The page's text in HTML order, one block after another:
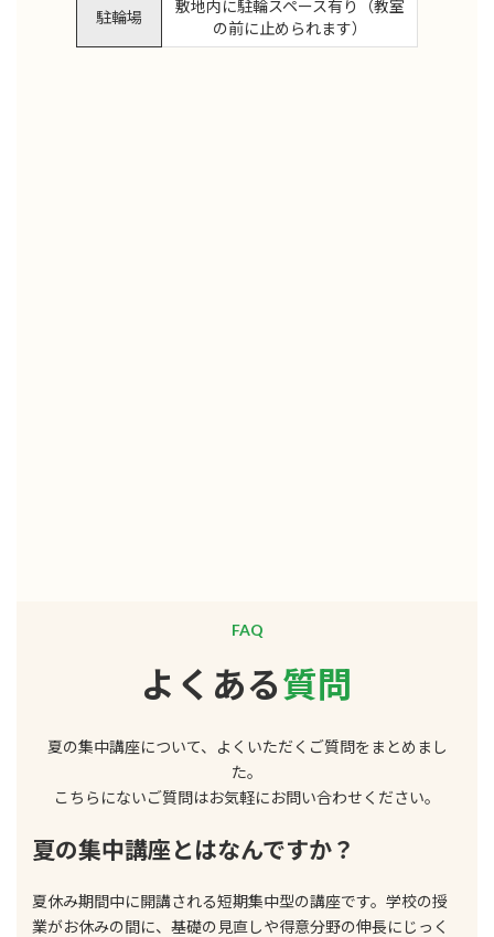
駐輪場
敷地内に駐輪スペース有り（教室
の前に止められます）
FAQ
よくある質問
夏の集中講座について、よくいただくご質問をまとめまし
た。
こちらにないご質問はお気軽にお問い合わせください。
夏の集中講座とはなんですか？
夏休み期間中に開講される短期集中型の講座です。学校の授
業がお休みの間に、基礎の見直しや得意分野の伸長にじっく